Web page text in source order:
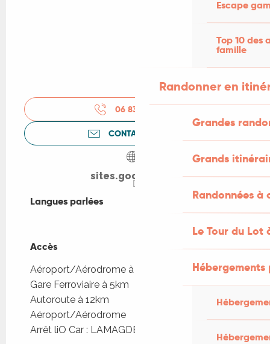
Escape
Top 10 des
famille
Randonner en
Grandes
Grands
Randonnées
Le Tour du Lot
06 83 41 75
CONTACTEZ-NOUS
sites.google.com
Langues parlées
Langues parlées
Accès
Accès
Aéroport/Aérodrome à 120km
Gare Ferroviaire à 5km
Autoroute à 12km
Aéroport/Aérodrome
Arrêt liO Car : LAMAGDELAINE - Bourg à 397m